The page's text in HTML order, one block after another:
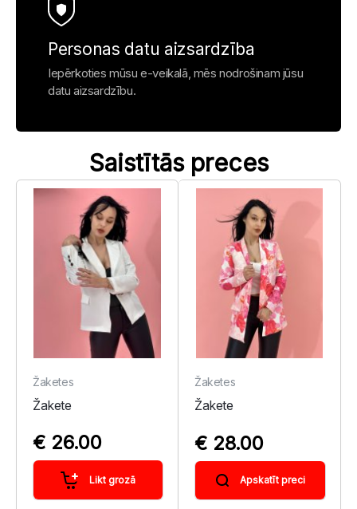
Personas datu aizsardzība
Iepērkoties mūsu e-veikalā, mēs nodrošinam jūsu
datu aizsardzību.
Saistītās preces
Žaketes
Žakete
€ 26.00
Likt grozā
Žaketes
Žakete
€ 28.00
Apskatīt preci